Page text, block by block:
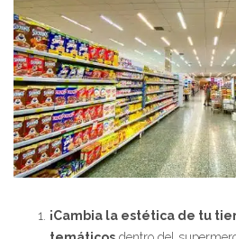
¡Cambia la estética de tu